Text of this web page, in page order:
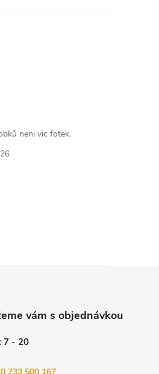
neni vic fotek.